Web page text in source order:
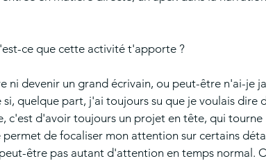
ce que cette activité t'apporte ?
ni devenir un grand écrivain, ou peut-être n'ai-je
quelque part, j'ai toujours su que je voulais dire
c'est d'avoir toujours un projet en tête, qui tourne
de focaliser mon attention sur certains
être pas autant d'attention en temps normal.